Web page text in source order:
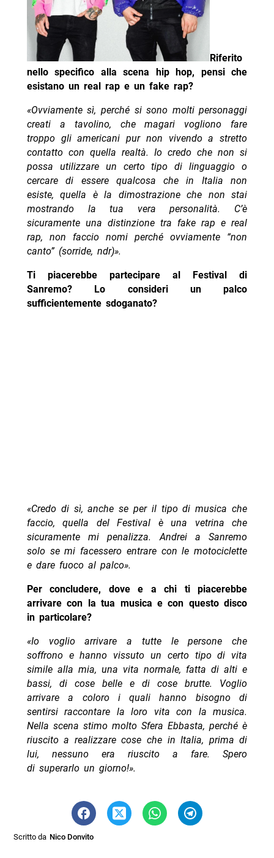
Riferito
nello specifico alla scena hip hop, pensi che
esistano un real rap e un fake rap?
«Ovviamente sì, perché si sono molti personaggi
creati a tavolino, che magari vogliono fare
troppo gli americani pur non vivendo a stretto
contatto con quella realtà. Io credo che non si
possa utilizzare un certo tipo di linguaggio o
cercare di essere qualcosa che in Italia non
esiste, quella è la dimostrazione che non stai
mostrando la tua vera personalità. C’è
sicuramente una distinzione tra fake rap e real
rap, non faccio nomi perché ovviamente “non
canto” (sorride, ndr)».
Ti piacerebbe partecipare al Festival di
Sanremo? Lo consideri un palco
sufficientemente sdoganato?
«Credo di sì, anche se per il tipo di musica che
faccio, quella del Festival è una vetrina che
sicuramente mi penalizza. Andrei a Sanremo
solo se mi facessero entrare con le motociclette
e dare fuoco al palco».
Per concludere, dove e a chi ti piacerebbe
arrivare con la tua musica e con questo disco
in particolare?
«Io voglio arrivare a tutte le persone che
soffrono e hanno vissuto un certo tipo di vita
simile alla mia, una vita normale, fatta di alti e
bassi, di cose belle e di cose brutte. Voglio
arrivare a coloro i quali hanno bisogno di
sentirsi raccontare la loro vita con la musica.
Nella scena stimo molto Sfera Ebbasta, perché è
riuscito a realizzare cose che in Italia, prima di
lui, nessuno era riuscito a fare. Spero
di superarlo un giorno!».
Scritto da Nico Donvito